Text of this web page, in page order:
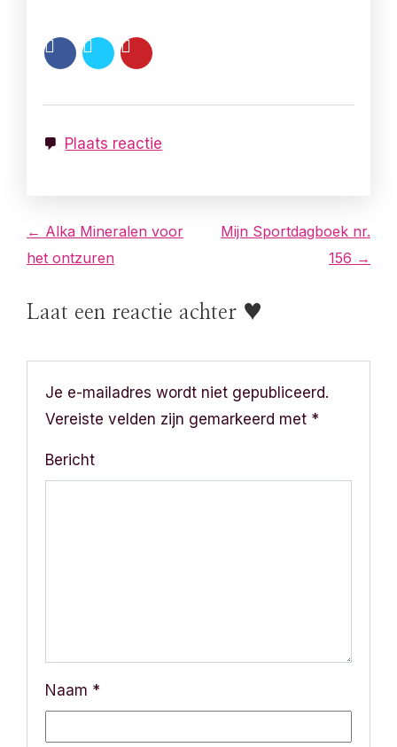
Plaats reactie
B
e
r
← Alka Mineralen voor
het ontzuren
Mijn Sportdagboek nr.
156 →
Laat een reactie achter ♥
Je e-mailadres wordt niet gepubliceerd.
Vereiste velden zijn gemarkeerd met *
Bericht
Naam *